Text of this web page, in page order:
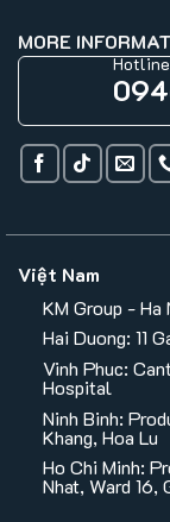
MORE
Hotline
Việt Nam
KM Group - Ha
Hai Duong: 11
Vinh Phuc:
Hospital
Ninh Binh:
Khang, Hoa Lu
Ho Chi Minh:
Nhat, Ward 16,